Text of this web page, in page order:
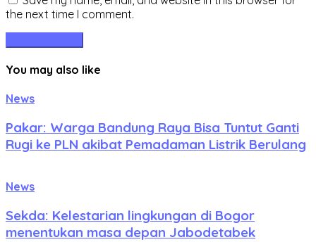
the next time I comment.
You may also like
News
Pakar: Warga Bandung Raya Bisa Tuntut Ganti
Rugi ke PLN akibat Pemadaman Listrik Berulang
News
Sekda: Kelestarian lingkungan di Bogor
menentukan masa depan Jabodetabek